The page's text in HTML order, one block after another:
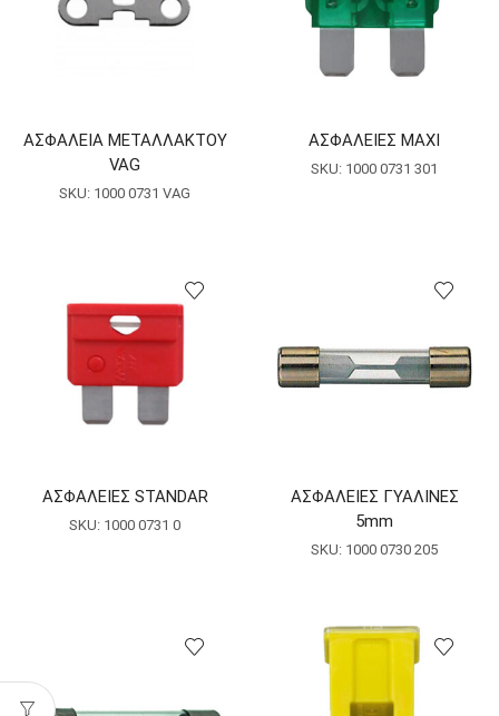
ΑΣΦΑΛΕΙΑ ΜΕΤΑΛΛΑΚΤΟΥ
VAG
SKU: 1000 0731 VAG
ΑΣΦΑΛΕΙΕΣ MAXI
SKU: 1000 0731 301
ΑΣΦΑΛΕΙΕΣ STANDAR
SKU: 1000 0731 0
ΑΣΦΑΛΕΙΕΣ ΓΥΑΛΙΝΕΣ
5mm
SKU: 1000 0730 205